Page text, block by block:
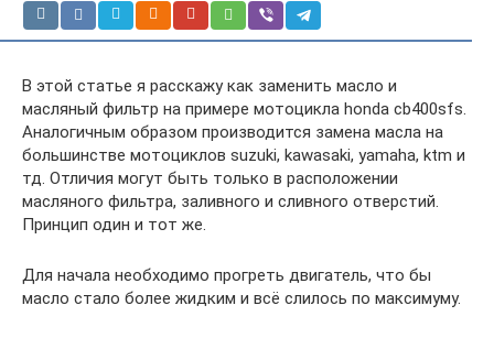
В этой статье я расскажу как заменить масло и
масляный фильтр на примере мотоцикла honda cb400sfs.
Аналогичным образом производится замена масла на
большинстве мотоциклов suzuki, kawasaki, yamaha, ktm и
тд. Отличия могут быть только в расположении
масляного фильтра, заливного и сливного отверстий.
Принцип один и тот же.
Для начала необходимо прогреть двигатель, что бы
масло стало более жидким и всё слилось по максимуму.